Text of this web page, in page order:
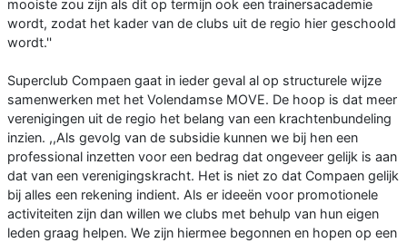
mooiste zou zijn als dit op termijn ook een trainersacademie
wordt, zodat het kader van de clubs uit de regio hier geschoold
wordt.''
Superclub Compaen gaat in ieder geval al op structurele wijze
samenwerken met het Volendamse MOVE. De hoop is dat meer
verenigingen uit de regio het belang van een krachtenbundeling
inzien. ,,Als gevolg van de subsidie kunnen we bij hen een
professional inzetten voor een bedrag dat ongeveer gelijk is aan
dat van een verenigingskracht. Het is niet zo dat Compaen gelijk
bij alles een rekening indient. Als er ideeën voor promotionele
activiteiten zijn dan willen we clubs met behulp van hun eigen
leden graag helpen. We zijn hiermee begonnen en hopen op een